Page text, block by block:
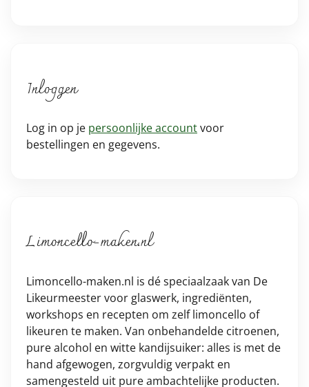
Inloggen
Log in op je persoonlijke accountvoor
bestellingen en gegevens.
Limoncello-maken.nl
Limoncello-maken.nl is dé speciaalzaak van De
Likeurmeester voor glaswerk, ingrediënten,
workshops en recepten om zelf limoncello of
likeuren te maken. Van onbehandelde citroenen,
pure alcohol en witte kandijsuiker: alles is met de
hand afgewogen, zorgvuldig verpakt en
samengesteld uit pure ambachtelijke producten.